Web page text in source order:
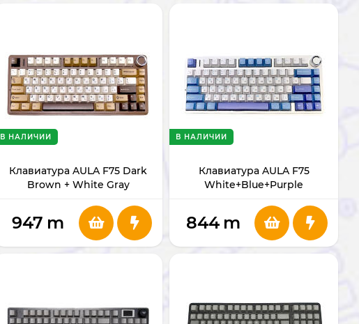
Клавиатура AULA F75 Dark
Brown + White Gray
В НАЛИЧИИ
947 m
Клавиатура AULA F75
White+Blue+Purple
В НАЛИЧИИ
844 m